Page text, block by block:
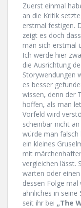
Zuerst einmal
an die Kritik
erstmal festigen.
zeigt es doch dass
man sich erstmal
Ich werde hier
die Ausrichtung
Storywendungen
es besser
wissen, denn der
hoffen, als man
Vorfeld wird
scheinbar nicht
würde man
ein kleines
mit
vergleichen lässt.
warten oder
dessen Folge
ähnliches in seine
seit ihr bei „The